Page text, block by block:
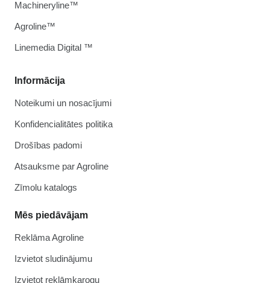
Informācija
Noteikumi un nosacījumi
Konfidencialitātes politika
Drošības padomi
Atsauksme par Agroline
Zīmolu katalogs
Mēs piedāvājam
Reklāma Agroline
Izvietot sludinājumu
Izvietot reklāmkarogu
Machineryline™
Agroline™
Linemedia Digital ™